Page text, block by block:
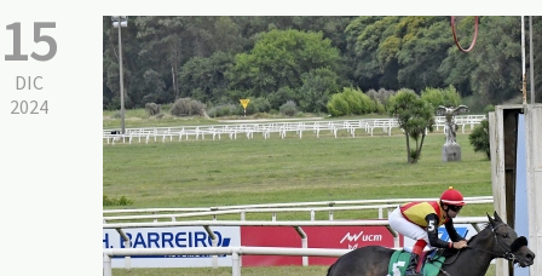
15
DIC
2024